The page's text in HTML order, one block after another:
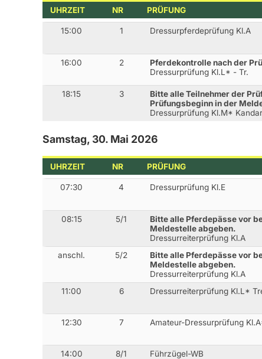
UHRZEIT NR PRÜFUNG
15:00 1 Dressurpferdeprüfung Kl.A
16:00 2
Pferdekontrolle nach der
Dressurprüfung Kl.L* - Tr.
18:15 3
Bitte alle Teilnehmer der
Prüfungsbeginn in der
Dressurprüfung Kl.M*
Samstag, 30. Mai 2026
UHRZEIT NR PRÜFUNG
07:30 4 Dressurprüfung Kl.E
08:15 5/1
Bitte alle Pferdepässe vor
Meldestelle abgeben.
Dressurreiterprüfung Kl.A
anschl. 5/2
Bitte alle Pferdepässe vor
Meldestelle abgeben.
Dressurreiterprüfung Kl.A
11:00 6 Dressurreiterprüfung Kl.L*
12:30 7 Amateur-Dressurprüfung
14:00 8/1 Führzügel-WB